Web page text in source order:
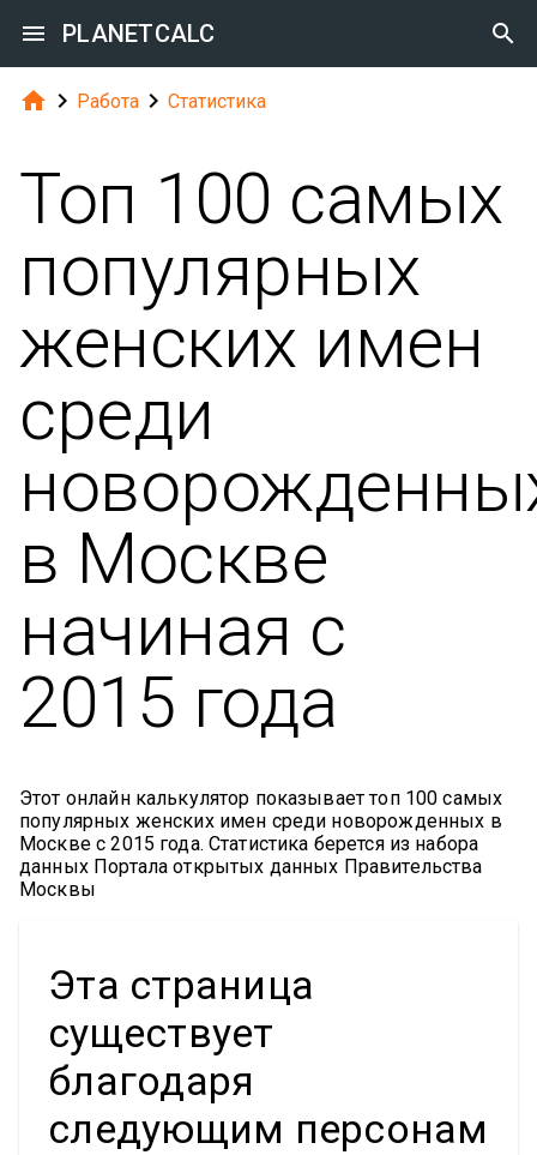
 PLANETCALC 
  Работа  Статистика
Топ 100 самых
популярных
женских имен
среди
в Москве
начиная с
2015 года
Этот онлайн калькулятор показывает топ 100 самых
популярных женских имен среди новорожденных в
Москве с 2015 года. Статистика берется из набора
данных Портала открытых данных Правительства
Москвы
Эта страница
существует
благодаря
следующим персонам